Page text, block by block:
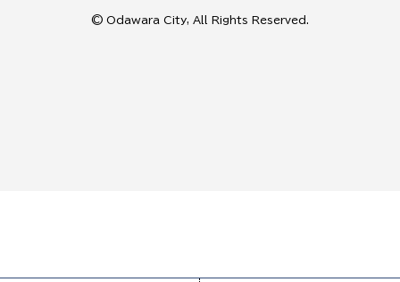
© Odawara City, All Rights Reserved.